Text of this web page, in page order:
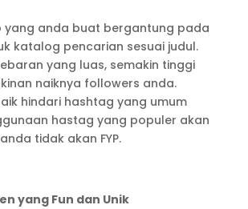
yang anda buat bergantung pada
katalog pencarian sesuai judul.
yang luas, semakin tinggi
naiknya followers anda.
hindari hashtag yang umum
hastag yang populer akan
tidak akan FYP.
yang Fun dan Unik